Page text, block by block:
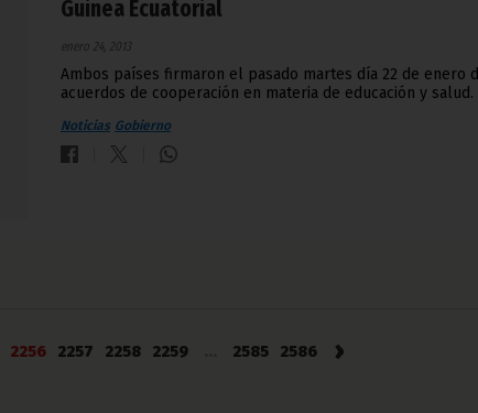
Guinea Ecuatorial
enero 24, 2013
Ambos países firmaron el pasado martes día 22 de enero
acuerdos de cooperación en materia de educación y salud.
Noticias Gobierno
2256 2257 2258 2259 2585 2586 ›